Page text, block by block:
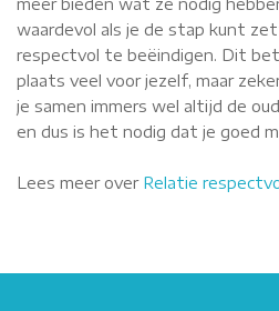
meer bieden wat ze nodig
waardevol als je de stap kunt
respectvol te beëindigen. Dit
plaats veel voor jezelf, maar
je samen immers wel altijd de
en dus is het nodig dat je goed
Lees meer over Relatie